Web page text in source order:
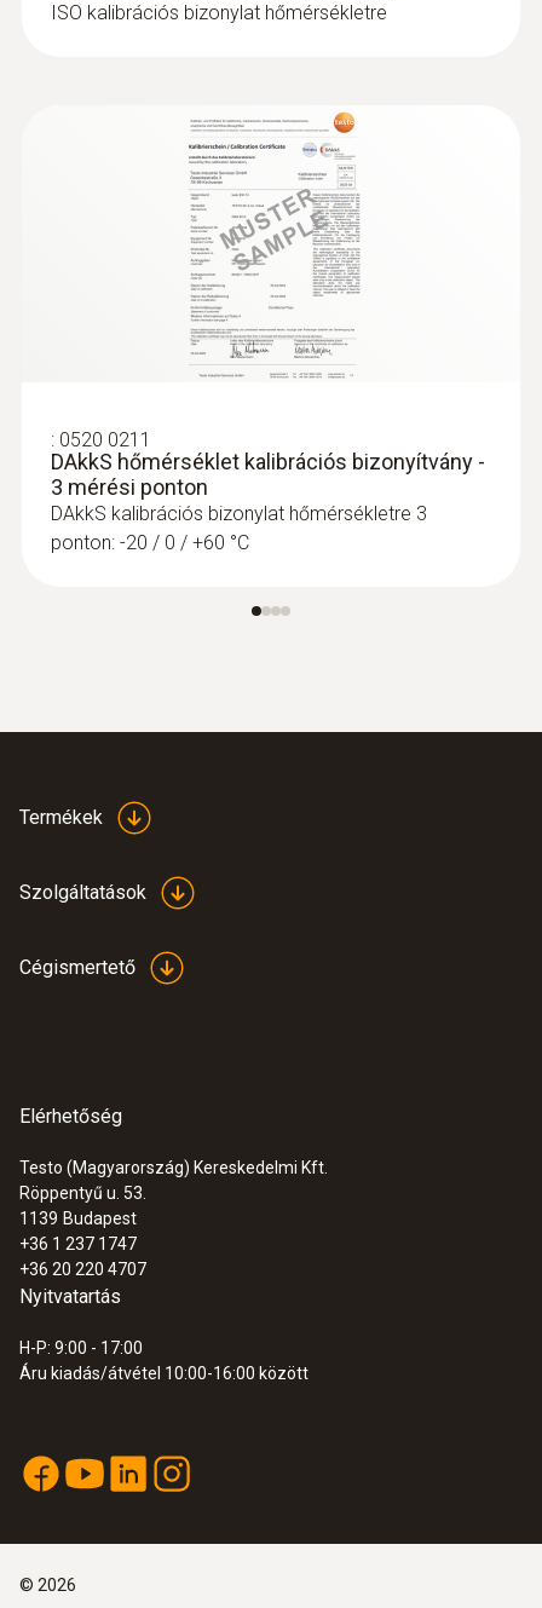
ISO kalibrációs bizonylat hőmérsékletre
: 0520 0211
DAkkS hőmérséklet kalibrációs bizonyítvány -
3 mérési ponton
DAkkS kalibrációs bizonylat hőmérsékletre 3
ponton: -20 / 0 / +60 °C
Termékek
Szolgáltatások
Cégismertető
Elérhetőség
Testo (Magyarország) Kereskedelmi Kft.
Röppentyű u. 53.
1139 Budapest
+36 1 237 1747
+36 20 220 4707
Nyitvatartás
H-P: 9:00 - 17:00
Áru kiadás/átvétel 10:00-16:00 között
© 2026